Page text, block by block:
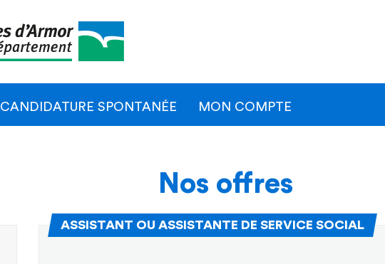
CANDIDATURE SPONTANÉE MON COMPTE
Nos offres
ASSISTANT OU ASSISTANTE DE SERVICE SOCIAL